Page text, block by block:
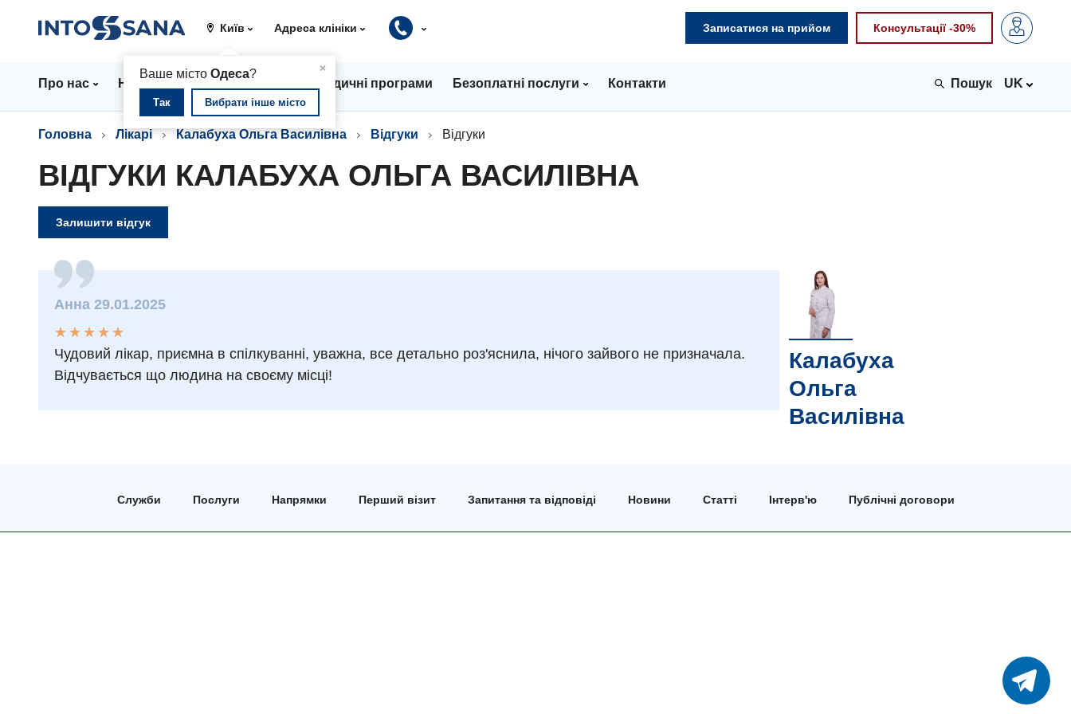
Київ
×
Ваше місто Одеса?
Так Вибрати інше місто
Адреса клініки Записатися на прийом Консультації -30%
Про нас Напрямки Ціни Медичні програми Безоплатні послуги Контакти UK
Головна Лікарі Калабуха Ольга Василівна Відгуки Відгуки
ВІДГУКИ КАЛАБУХА ОЛЬГА ВАСИЛІВНА
Залишити відгук
Анна 29.01.2025
★
★
★
★
★
★ ★ ★ ★ ★
Чудовий лікар, приємна в спілкуванні, уважна, все детально роз'яснила, нічого зайвого не призначала.
Відчувається що людина на своєму місці!
Калабуха
Ольга
Василівна
Служби Послуги Напрямки Перший візит Запитання та відповіді Новини Статті Інтерв'ю Публічні договори